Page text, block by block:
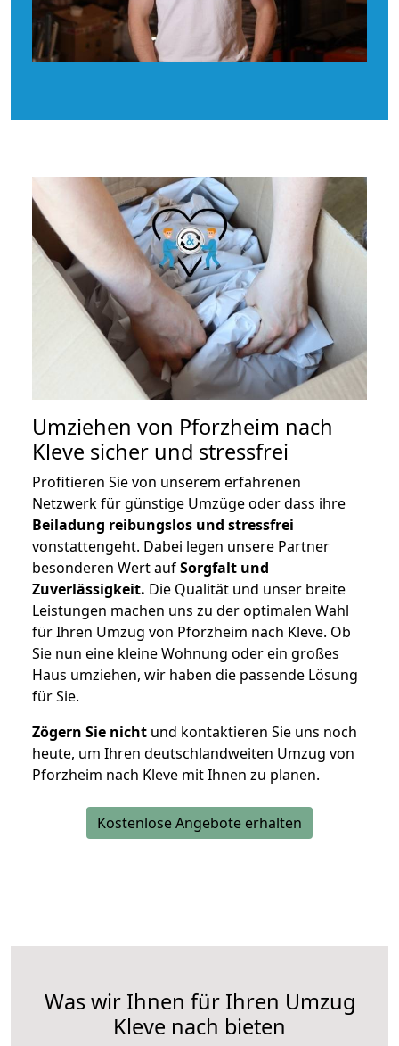
Umziehen von Pforzheim nach
Kleve sicher und stressfrei
Profitieren Sie von unserem erfahrenen
Netzwerk für günstige Umzüge oder dass ihre
Beiladung reibungslos und stressfrei
vonstattengeht. Dabei legen unsere Partner
besonderen Wert aufSorgfalt und
Zuverlässigkeit. Die Qualität und unser breite
Leistungen machen uns zu der optimalen Wahl
für Ihren Umzug von Pforzheim nach Kleve. Ob
Sie nun eine kleine Wohnung oder ein großes
Haus umziehen, wir haben die passende Lösung
für Sie.
Zögern Sie nicht und kontaktieren Sie uns noch
heute, um Ihren deutschlandweiten Umzug von
Pforzheim nach Kleve mit Ihnen zu planen.
Kostenlose Angebote erhalten
Was wir Ihnen für Ihren Umzug
Kleve nach bieten